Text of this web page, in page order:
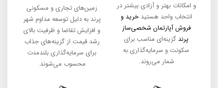
و امکانات بهتر و آزادی بیشتر در
انتخاب واحد هستیدخرید و
فروش آپارتمان‌ شخصی‌ساز
پرند گزینه‌ای مناسب برای
سکونت و سرمایه‌گذاری به
شمار می‌روند.
زمین‌های تجاری و مسکونی
پرند به دلیل توسعه مداوم شهر
و افزایش تقاضا و ظرفیت بالای
رشد قیمت از گزینه‌های جذاب
برای سرمایه‌گذاری بلندمدت
محسوب می‌شوند.